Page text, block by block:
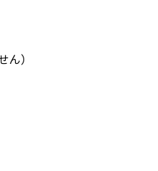
）